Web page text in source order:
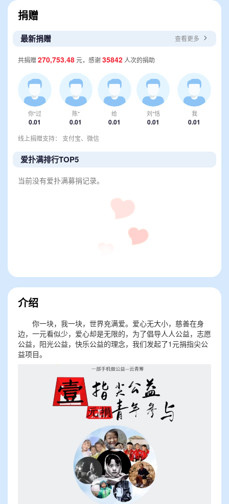
捐赠
最新捐赠 查看更多
共捐赠 270,753.48元，感谢35842 人次的捐助
你*过
0.01
陈*
0.01
给
0.01
刘*恬
0.01
我
0.01
线上捐赠支持： 支付宝、微信
爱扑满排行TOP5
当前没有爱扑满募捐记录。
介绍
你一块，我一块，世界充满爱。爱心无大小，慈善在身
边，一元看似少，爱心却是无限的，为了倡导人人公益，志愿
公益，阳光公益，快乐公益的理念，我们发起了1元捐指尖公
益项目。